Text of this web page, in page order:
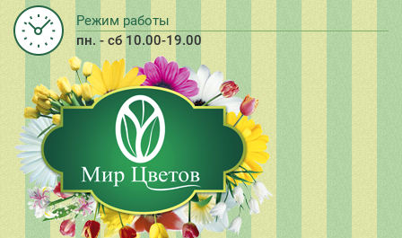
Режим работы
пн. - сб 10.00-19.00